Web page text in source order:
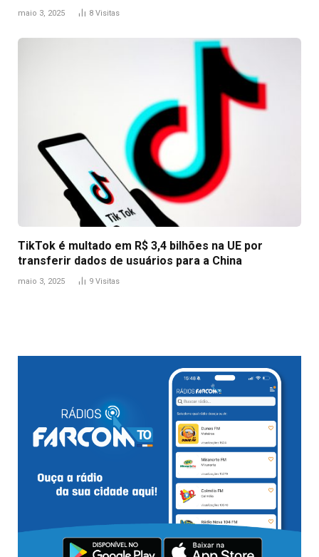
maio 3, 2025 8 Visitas
TikTok é multado em R$ 3,4 bilhões na UE por
transferir dados de usuários para a China
maio 3, 2025 9 Visitas